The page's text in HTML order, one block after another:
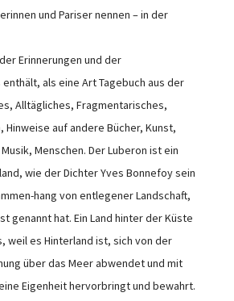
und Pariser nennen – in der
Erinnerungen und der
als eine Art Tagebuch aus der
Alltägliches, Fragmentarisches,
Hinweise auf andere Bücher, Kunst,
Menschen. Der Luberon ist ein
wie der Dichter Yves Bonnefoy sein
hang von entlegener Landschaft,
genannt hat. Ein Land hinter der Küste
weil es Hinterland ist, sich von der
über das Meer abwendet und mit
Eigenheit hervorbringt und bewahrt.